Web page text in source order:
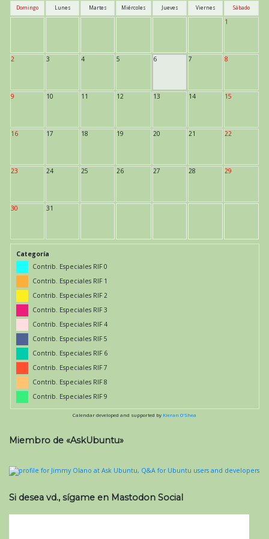
Domingo Lunes Martes Miércoles Jueves Viernes Sábado
1
2 3 4 5 6 7 8
9 10 11 12 13 14 15
16 17 18 19 20 21 22
23 24 25 26 27 28 29
30 31
Categoría
Contrib. Especiales RIF 0
Contrib. Especiales RIF 1
Contrib. Especiales RIF 2
Contrib. Especiales RIF 3
Contrib. Especiales RIF 4
Contrib. Especiales RIF 5
Contrib. Especiales RIF 6
Contrib. Especiales RIF 7
Contrib. Especiales RIF 8
Contrib. Especiales RIF 9
Calendar developed and supported by Kieran O'Shea
Miembro de «AskUbuntu»
Si desea vd., sígame en Mastodon Social